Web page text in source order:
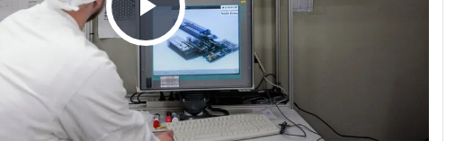
Play Video